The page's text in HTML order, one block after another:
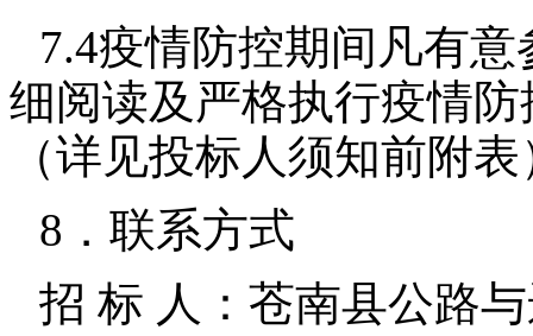
7.4疫情防控期间凡有
细阅读及严格执行疫情
（详见投标人须知前附
8．联系方式
招 标 人：苍南县公路